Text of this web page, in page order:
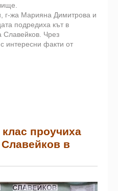
г-жа Марияна Димитрова и
подредиха кът в
Славейков. Чрез
интересни факти от
проучиха
в